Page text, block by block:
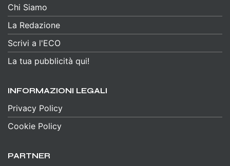
Chi Siamo
La Redazione
Scrivi a l'ECO
La tua pubblicità qui!
INFORMAZIONI LEGALI
Privacy Policy
Cookie Policy
PARTNER